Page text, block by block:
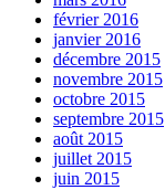
février 2016
janvier 2016
décembre 2015
novembre 2015
octobre 2015
septembre 2015
août 2015
juillet 2015
juin 2015